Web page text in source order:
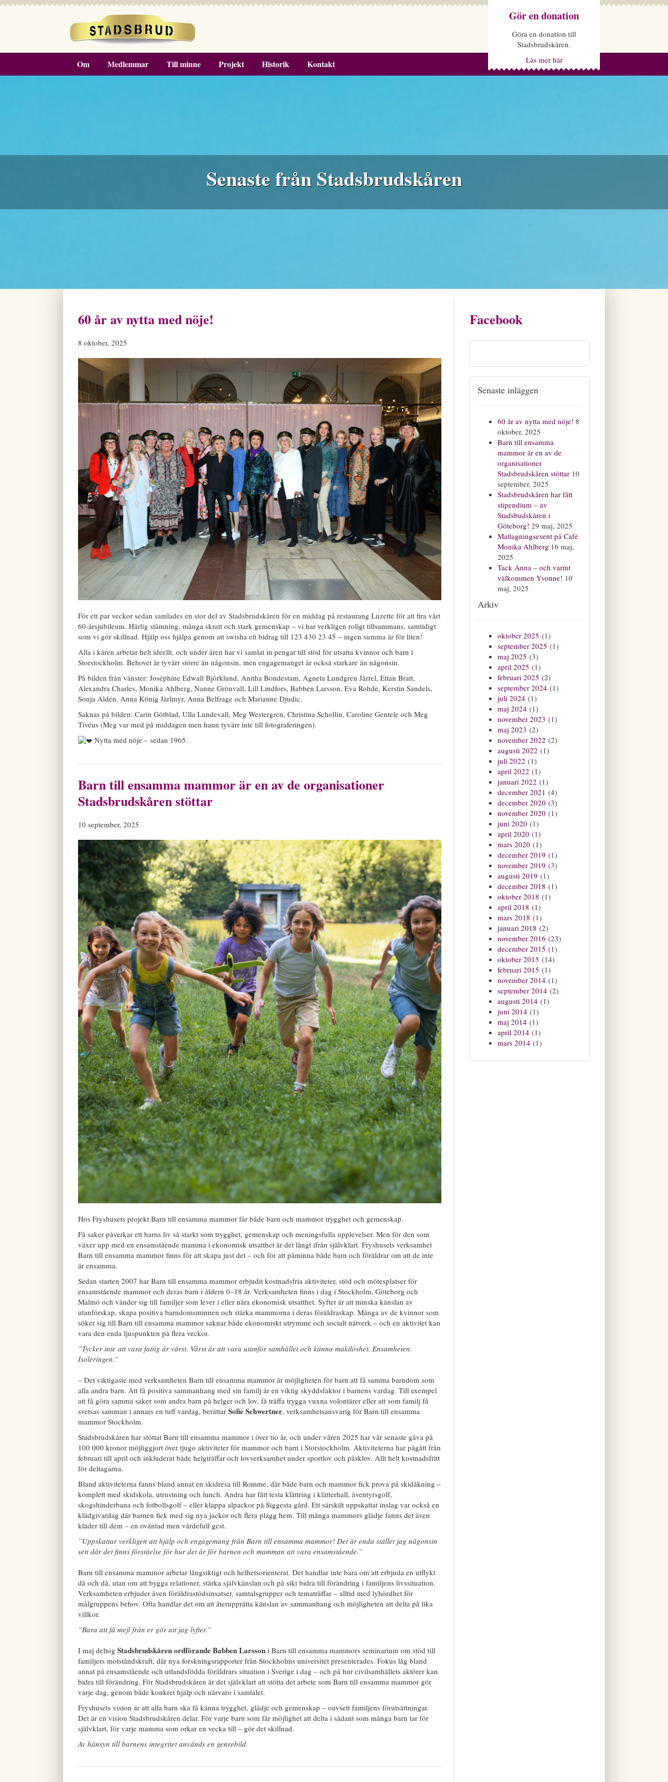
Gör en donation
Göra en donation till
Stadsbrudskåren.
Läs mer här
Om Medlemmar Till minne Projekt Historik Kontakt
Senaste från Stadsbrudskåren
60 år av nytta med nöje!
8 oktober, 2025
För ett par veckor sedan samlades en stor del av Stadsbrudskåren för en middag på restaurang Luzette för att fira vårt
60-årsjubileum. Härlig stämning, många skratt och stark gemenskap – vi har verkligen roligt tillsammans, samtidigt
som vi gör skillnad. Hjälp oss hjälpa genom att swisha ett bidrag till 123 430 23 45 – ingen summa är för liten!
Alla i kåren arbetar helt ideellt, och under åren har vi samlat in pengar till stöd för utsatta kvinnor och barn i
Storstockholm. Behovet är tyvärr större än någonsin, men engagemanget är också starkare än någonsin.
På bilden från vänster: Joséphine Edwall Björklund, Anitha Bondestam, Agneta Lundgren Järrel, Ettan Bratt,
Alexandra Charles, Monika Ahlberg, Nanne Grönvall, Lill Lindfors, Babben Larsson, Eva Rohde, Kerstin Sandels,
Sonja Aldén, Anna König Järlmyr, Anna Belfrage och Marianne Djudic.
Saknas på bilden: Carin Götblad, Ulla Lundevall, Meg Westergren, Christina Schollin, Caroline Gentele och Meg
Tivéus (Meg var med på middagen men hann tyvärr inte till fotograferingen).
Nytta med nöje – sedan 1965.
Barn till ensamma mammor är en av de organisationer
Stadsbrudskåren stöttar
10 september, 2025
Hos Fryshusets projekt Barn till ensamma mammor får både barn och mammor trygghet och gemenskap.
Få saker påverkar ett barns liv så starkt som trygghet, gemenskap och meningsfulla upplevelser. Men för den som
växer upp med en ensamstående mamma i ekonomisk utsatthet är det långt ifrån självklart. Fryshusets verksamhet
Barn till ensamma mammor finns för att skapa just det – och för att påminna både barn och föräldrar om att de inte
är ensamma.
Sedan starten 2007 har Barn till ensamma mammor erbjudit kostnadsfria aktiviteter, stöd och mötesplatser för
ensamstående mammor och deras barn i åldern 0–18 år. Verksamheten finns i dag i Stockholm, Göteborg och
Malmö och vänder sig till familjer som lever i eller nära ekonomisk utsatthet. Syftet är att minska känslan av
utanförskap, skapa positiva barndomsminnen och stärka mammorna i deras föräldraskap. Många av de kvinnor som
söker sig till Barn till ensamma mammor saknar både ekonomiskt utrymme och socialt nätverk – och en aktivitet kan
vara den enda ljuspunkten på flera veckor.
”Tycker inte att vara fattig är värst. Värst är att vara utanför samhället och känna maktlöshet. Ensamheten.
Isoleringen.”
– Det viktigaste med verksamheten Barn till ensamma mammor är möjligheten för barn att få samma barndom som
alla andra barn. Att få positiva sammanhang med sin familj är en viktig skyddsfaktor i barnens vardag. Till exempel
att få göra samma saker som andra barn på helger och lov, få träffa trygga vuxna volontärer eller att som familj få
svetsas samman i annars en tuff vardag, berättar Sofie Schwertner, verksamhetsansvarig för Barn till ensamma
mammor Stockholm.
Stadsbrudskåren har stöttat Barn till ensamma mammor i över tio år, och under våren 2025 har vår senaste gåva på
100 000 kronor möjliggjort över tjugo aktiviteter för mammor och barn i Storstockholm. Aktiviteterna har pågått från
februari till april och inkluderat både helgträffar och lovverksamhet under sportlov och påsklov. Allt helt kostnadsfritt
för deltagarna.
Bland aktiviteterna fanns bland annat en skidresa till Romme, där både barn och mammor fick prova på skidåkning –
komplett med skidskola, utrustning och lunch. Andra har fått testa klättring i klätterhall, äventyrsgolf,
skogshinderbana och fotbollsgolf – eller klappa alpackor på Siggesta gård. Ett särskilt uppskattat inslag var också en
klädgivardag där barnen fick med sig nya jackor och flera plagg hem. Till många mammors glädje fanns det även
kläder till dem – en oväntad men värdefull gest.
”Uppskattar verkligen att hjälp och engagemang från Barn till ensamma mammor! Det är enda stället jag någonsin
sett där det finns förståelse för hur det är för barnen och mamman att vara ensamstående.”
Barn till ensamma mammor arbetar långsiktigt och helhetsorienterat. Det handlar inte bara om att erbjuda en utflykt
då och då, utan om att bygga relationer, stärka självkänslan och på sikt bidra till förändring i familjens livssituation.
Verksamheten erbjuder även föräldrastödsinsatser, samtalsgrupper och tematräffar – alltid med lyhördhet för
målgruppens behov. Ofta handlar det om att återupprätta känslan av sammanhang och möjligheten att delta på lika
villkor.
”Bara att få mejl från er gör att jag lyfter.”
I maj deltog Stadsbrudskåren ordförande Babben Larsson i Barn till ensamma mammors seminarium om stöd till
familjers motståndskraft, där nya forskningsrapporter från Stockholms universitet presenterades. Fokus låg bland
annat på ensamstående och utlandsfödda föräldrars situation i Sverige i dag – och på hur civilsamhällets aktörer kan
bidra till förändring. För Stadsbrudskåren är det självklart att stötta det arbete som Barn till ensamma mammor gör
varje dag, genom både konkret hjälp och närvaro i samtalet.
Fryshusets vision är att alla barn ska få känna trygghet, glädje och gemenskap – oavsett familjens förutsättningar.
Det är en vision Stadsbrudskåren delar. För varje barn som får möjlighet att delta i sådant som många barn tar för
självklart, för varje mamma som orkar en vecka till – gör det skillnad.
Av hänsyn till barnens integritet används en genrebild.
Facebook
Senaste inläggen
60 år av nytta med nöje! 8
oktober, 2025
Barn till ensamma
mammor är en av de
organisationer
Stadsbrudskåren stöttar 10
september, 2025
Stadsbrudskåren har fått
stipendium – av
Stadsbudskåren i
Göteborg! 29 maj, 2025
Matlagningsevent på Café
Monika Ahlberg 16 maj,
2025
Tack Anna – och varmt
välkommen Yvonne! 10
maj, 2025
Arkiv
oktober 2025 (1)
september 2025 (1)
maj 2025 (3)
april 2025 (1)
februari 2025 (2)
september 2024 (1)
juli 2024 (1)
maj 2024 (1)
november 2023 (1)
maj 2023 (2)
november 2022 (2)
augusti 2022 (1)
juli 2022 (1)
april 2022 (1)
januari 2022 (1)
december 2021 (4)
december 2020 (3)
november 2020 (1)
juni 2020 (1)
april 2020 (1)
mars 2020 (1)
december 2019 (1)
november 2019 (3)
augusti 2019 (1)
december 2018 (1)
oktober 2018 (1)
april 2018 (1)
mars 2018 (1)
januari 2018 (2)
november 2016 (23)
december 2015 (1)
oktober 2015 (14)
februari 2015 (1)
november 2014 (1)
september 2014 (2)
augusti 2014 (1)
juni 2014 (1)
maj 2014 (1)
april 2014 (1)
mars 2014 (1)